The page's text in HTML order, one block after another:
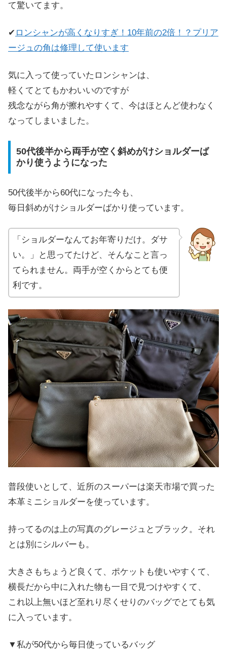
て驚いてます。
✔ ロンシャンが高くなりすぎ！10年前の2倍！？プリア
ージュの角は修理して使います
気に入って使っていたロンシャンは、
軽くてとてもかわいいのですが
残念ながら角が擦れやすくて、今はほとんど使わなく
なってしまいました。
50代後半から両手が空く斜めがけショルダーば
かり使うようになった
50代後半から60代になった今も、
毎日斜めがけショルダーばかり使っています。
「ショルダーなんてお年寄りだけ。ダサ
い。」と思ってたけど、そんなこと言っ
てられません。両手が空くからとても便
利です。
普段使いとして、近所のスーパーは楽天市場で買った
本革ミニショルダーを使っています。
持ってるのは上の写真のグレージュとブラック。それ
とは別にシルバーも。
大きさもちょうど良くて、ポケットも使いやすくて、
横長だから中に入れた物も一目で見つけやすくて、
これ以上無いほど至れり尽くせりのバッグでとても気
に入っています。
▼私が50代から毎日使っているバッグ